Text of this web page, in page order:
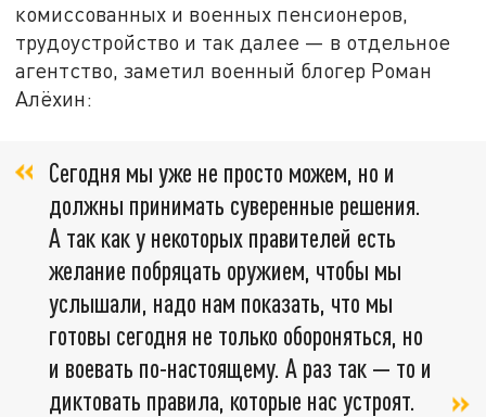
комиссованных и военных пенсионеров,
трудоустройство и так далее — в отдельное
агентство, заметил военный блогер Роман
Алёхин:
Сегодня мы уже не просто можем, но и
должны принимать суверенные решения.
А так как у некоторых правителей есть
желание побряцать оружием, чтобы мы
услышали, надо нам показать, что мы
готовы сегодня не только обороняться, но
и воевать по-настоящему. А раз так — то и
диктовать правила, которые нас устроят.